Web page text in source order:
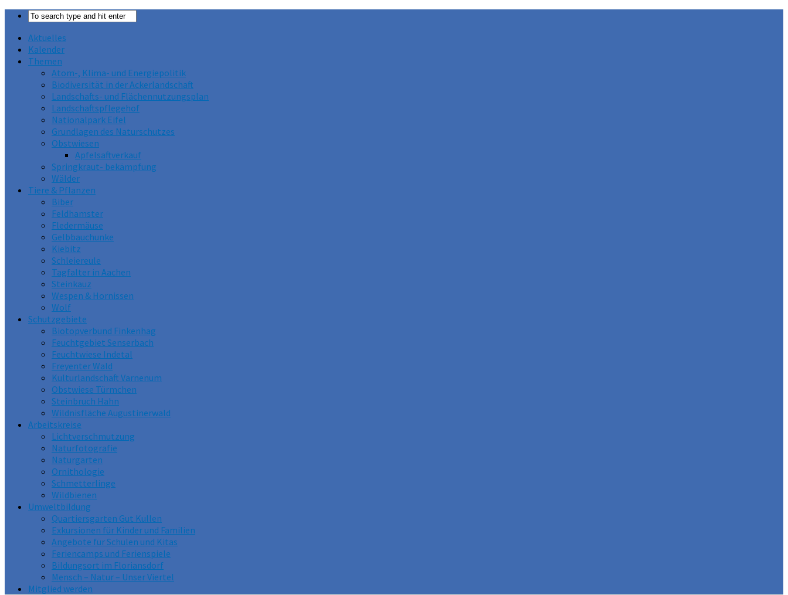
Aktuelles
Kalender
Themen
Atom-, Klima- und Energiepolitik
Biodiversität in der Ackerlandschaft
Landschafts- und Flächennutzungsplan
Landschaftspflegehof
Nationalpark Eifel
Grundlagen des Naturschutzes
Obstwiesen
Apfelsaftverkauf
Springkraut- bekämpfung
Wälder
Tiere & Pflanzen
Biber
Feldhamster
Fledermäuse
Gelbbauchunke
Kiebitz
Schleiereule
Tagfalter in Aachen
Steinkauz
Wespen & Hornissen
Wolf
Schutzgebiete
Biotopverbund Finkenhag
Feuchtgebiet Senserbach
Feuchtwiese Indetal
Freyenter Wald
Kulturlandschaft Varnenum
Obstwiese Türmchen
Steinbruch Hahn
Wildnisfläche Augustinerwald
Arbeitskreise
Lichtverschmutzung
Naturfotografie
Naturgarten
Ornithologie
Schmetterlinge
Wildbienen
Umweltbildung
Quartiersgarten Gut Kullen
Exkursionen für Kinder und Familien
Angebote für Schulen und Kitas
Feriencamps und Ferienspiele
Bildungsort im Floriansdorf
Mensch – Natur – Unser Viertel
Mitglied werden